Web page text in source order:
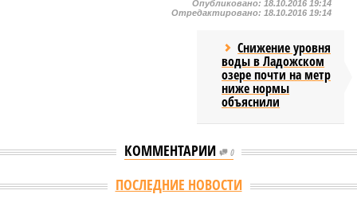
Опубликовано: 18.10.2016 19:14
Отредактировано: 18.10.2016 19:14
Снижение уровня
воды в Ладожском
озере почти на метр
ниже нормы
объяснили
КОММЕНТАРИИ 0
ПОСЛЕДНИЕ НОВОСТИ